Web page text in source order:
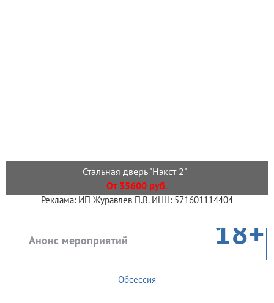
Стальная дверь "Нэкст 2"
От 35600 руб.
Реклама: ИП Журавлев П.В. ИНН: 571601114404
Анонс мероприятий 18+
Обсессия